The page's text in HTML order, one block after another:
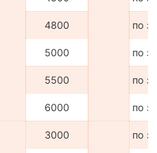
4800 по
5000 по
5500 по
6000 по
3000 по